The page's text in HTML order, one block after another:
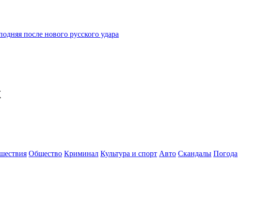
после нового русского удара
Общество Криминал Культура и спорт Авто Скандалы Погода